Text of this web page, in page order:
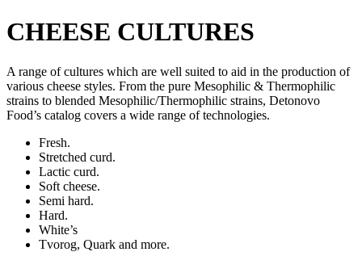
CHEESE CULTURES
A range of cultures which are well suited to aid in the production of
various cheese styles. From the pure Mesophilic & Thermophilic
strains to blended Mesophilic/Thermophilic strains, Detonovo
Food’s catalog covers a wide range of technologies.
Fresh.
Stretched curd.
Lactic curd.
Soft cheese.
Semi hard.
Hard.
White’s
Tvorog, Quark and more.